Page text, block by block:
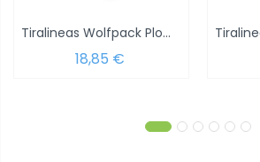
Tiralineas Wolfpack Plomada 30 metros+...
18,85 €